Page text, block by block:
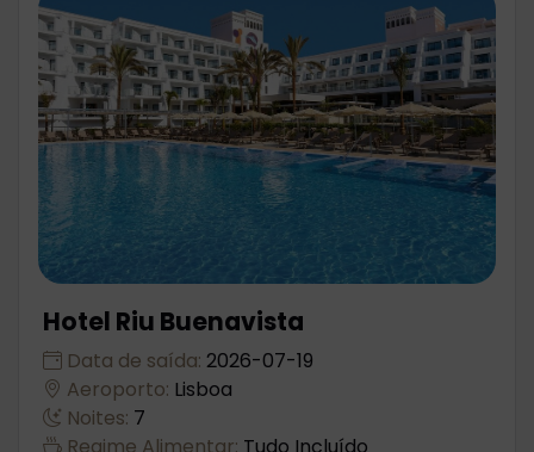
Hotel Riu Buenavista
Data de saída: 2026-07-19
Aeroporto: Lisboa
Noites: 7